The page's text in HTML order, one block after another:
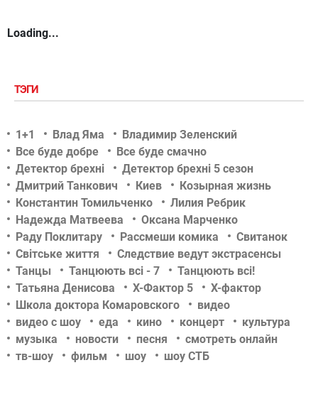
Loading...
ТЭГИ
1+1 Влад Яма
Владимир Зеленский
Все буде добре
Все буде смачно
Детектор брехні
Детектор брехні 5 сезон
Дмитрий Танкович
Киев
Козырная жизнь
Константин Томильченко
Лилия Ребрик
Надежда Матвеева
Оксана Марченко
Раду Поклитару
Рассмеши комика
Свитанок
Світське життя
Следствие ведут экстрасенсы
Танцы
Танцюють всі - 7
Танцюють всі!
Татьяна Денисова
Х-Фактор 5
Х-фактор
Школа доктора Комаровского
видео
видео с шоу
еда кино концерт
культура
музыка
новости песня
смотреть онлайн
тв-шоу
фильм шоу шоу СТБ